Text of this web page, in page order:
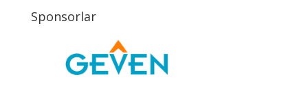
Sponsorlar